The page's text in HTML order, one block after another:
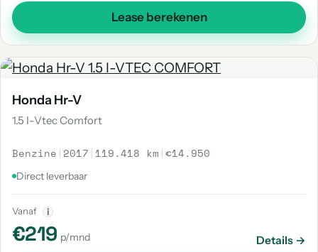
Lease berekenen
Honda Hr-V
1.5 I-Vtec Comfort
Benzine | 2017 | 119.418 km |€14.950
Direct leverbaar
Vanaf i
€219 p/mnd Details →